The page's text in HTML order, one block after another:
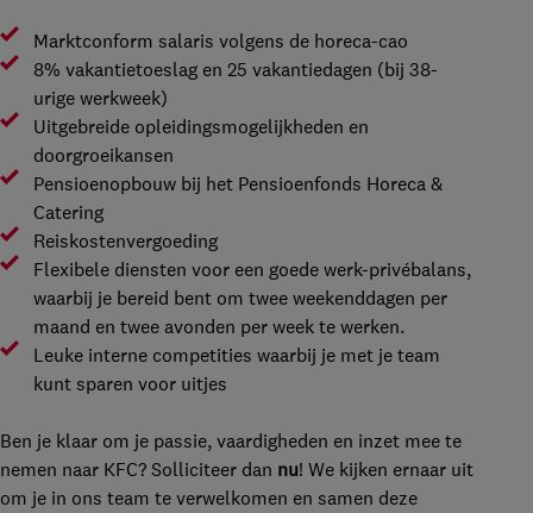
Marktconform salaris volgens de horeca-cao
8% vakantietoeslag en 25 vakantiedagen (bij 38-
urige werkweek)
Uitgebreide opleidingsmogelijkheden en
doorgroeikansen
Pensioenopbouw bij het Pensioenfonds Horeca &
Catering
Reiskostenvergoeding
Flexibele diensten voor een goede werk-privébalans,
waarbij je bereid bent om twee weekenddagen per
maand en twee avonden per week te werken.
Leuke interne competities waarbij je met je team
kunt sparen voor uitjes
Ben je klaar om je passie, vaardigheden en inzet mee te
nemen naar KFC? Solliciteer dan nu! We kijken ernaar uit
om je in ons team te verwelkomen en samen deze